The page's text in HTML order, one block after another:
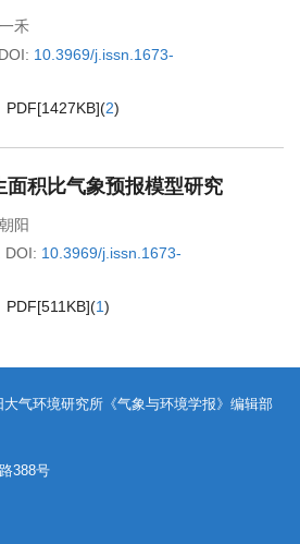
禾
DOI: 10.3969/j.issn.1673-
PDF[1427KB](2)
面积比气象预报模型研究
阳
DOI: 10.3969/j.issn.1673-
PDF[511KB](1)
气环境研究所《气象与环境学报》编辑部
388号